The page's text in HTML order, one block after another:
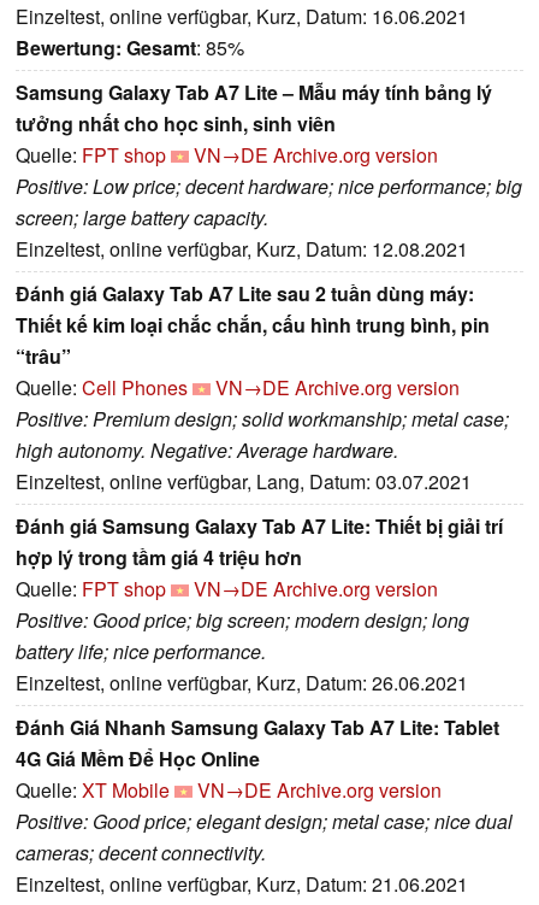
Einzeltest, online verfügbar, Kurz, Datum: 16.06.2021
Bewertung: Gesamt: 85%
Samsung Galaxy Tab A7 Lite – Mẫu máy tính bảng lý
tưởng nhất cho học sinh, sinh viên
Quelle: FPT shop VN→DE Archive.org version
Positive: Low price; decent hardware; nice performance; big
screen; large battery capacity.
Einzeltest, online verfügbar, Kurz, Datum: 12.08.2021
Đánh giá Galaxy Tab A7 Lite sau 2 tuần dùng máy:
Thiết kế kim loại chắc chắn, cấu hình trung bình, pin
“trâu”
Quelle: Cell Phones VN→DE Archive.org version
Positive: Premium design; solid workmanship; metal case;
high autonomy. Negative: Average hardware.
Einzeltest, online verfügbar, Lang, Datum: 03.07.2021
Đánh giá Samsung Galaxy Tab A7 Lite: Thiết bị giải trí
hợp lý trong tầm giá 4 triệu hơn
Quelle: FPT shop VN→DE Archive.org version
Positive: Good price; big screen; modern design; long
battery life; nice performance.
Einzeltest, online verfügbar, Kurz, Datum: 26.06.2021
Đánh Giá Nhanh Samsung Galaxy Tab A7 Lite: Tablet
4G Giá Mềm Để Học Online
Quelle: XT Mobile VN→DE Archive.org version
Positive: Good price; elegant design; metal case; nice dual
cameras; decent connectivity.
Einzeltest, online verfügbar, Kurz, Datum: 21.06.2021